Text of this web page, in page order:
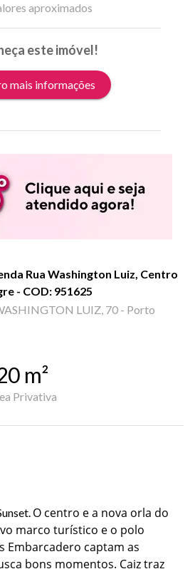
aproximados
este imóvel!
mais informações
Rua Washington Luiz, Centro
- COD: 951625
LUIZ, 70 - Porto
m²
Privativa
O centro e a nova orla do
marco turístico e o polo
Embarcadero captam as
bons momentos. Caiz traz